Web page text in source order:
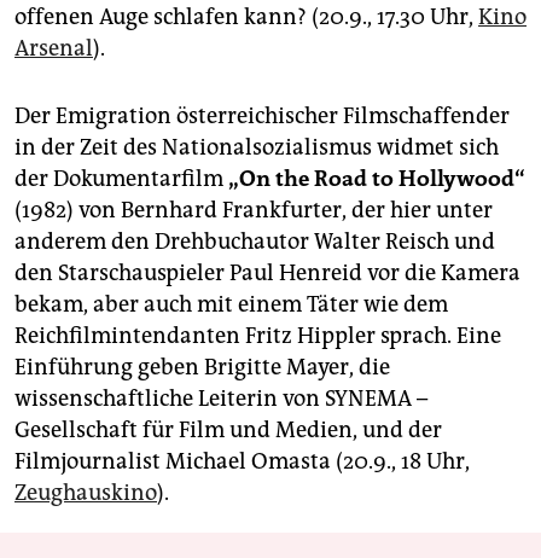
offenen Auge schlafen kann? (20.9., 17.30 Uhr, Kino
Arsenal).
Der Emigration österreichischer Filmschaffender
in der Zeit des Nationalsozialismus widmet sich
der Dokumentarfilm „On the Road to Hollywood“
(1982) von Bernhard Frankfurter, der hier unter
anderem den Drehbuchautor Walter Reisch und
den Starschauspieler Paul Henreid vor die Kamera
bekam, aber auch mit einem Täter wie dem
Reichfilmintendanten Fritz Hippler sprach. Eine
Einführung geben Brigitte Mayer, die
wissenschaftliche Leiterin von SYNEMA –
Gesellschaft für Film und Medien, und der
Filmjournalist Michael Omasta (20.9., 18 Uhr,
Zeughauskino).